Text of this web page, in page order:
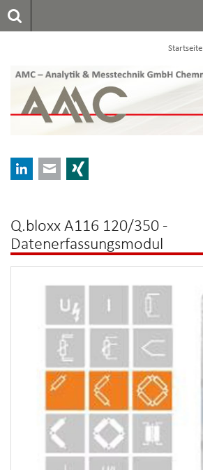
Startseite
LinkedInE-mail
Q.bloxx A116 120/350 -
Datenerfassungsmodul